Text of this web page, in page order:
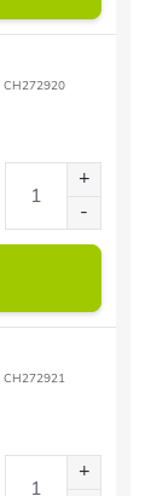
CH272920
CH272921